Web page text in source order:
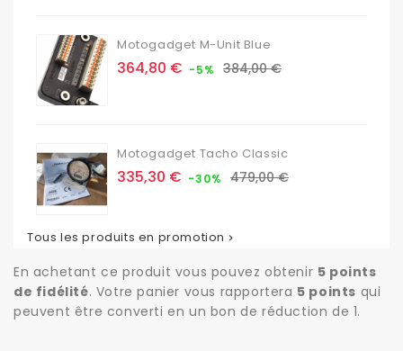
Motogadget M-Unit Blue
Prix
364,80 € -5% Prix
384,00 €
Motogadget Tacho Classic
Prix
335,30 € -30% Prix
479,00 €
Tous les produits en promotion 
En achetant ce produit vous pouvez obtenir 5 points
de fidélité. Votre panier vous rapportera 5 points qui
peuvent être converti en un bon de réduction de 1.